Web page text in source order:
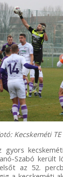
Kecskeméti TE
gyors
Szabó került
az 52.